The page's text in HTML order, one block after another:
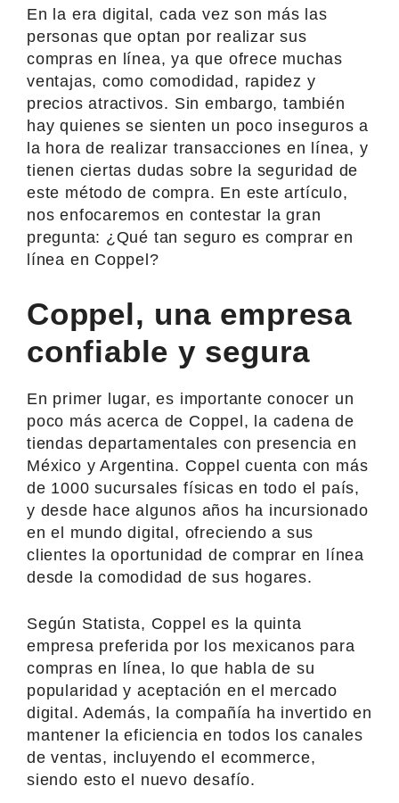
En la era digital, cada vez son más las
personas que optan por realizar sus
compras en línea, ya que ofrece muchas
ventajas, como comodidad, rapidez y
precios atractivos. Sin embargo, también
hay quienes se sienten un poco inseguros a
la hora de realizar transacciones en línea, y
tienen ciertas dudas sobre la seguridad de
este método de compra. En este artículo,
nos enfocaremos en contestar la gran
pregunta: ¿Qué tan seguro es comprar en
línea en Coppel?
Coppel, una empresa
confiable y segura
En primer lugar, es importante conocer un
poco más acerca de Coppel, la cadena de
tiendas departamentales con presencia en
México y Argentina. Coppel cuenta con más
de 1000 sucursales físicas en todo el país,
y desde hace algunos años ha incursionado
en el mundo digital, ofreciendo a sus
clientes la oportunidad de comprar en línea
desde la comodidad de sus hogares.
Según Statista, Coppel es la quinta
empresa preferida por los mexicanos para
compras en línea, lo que habla de su
popularidad y aceptación en el mercado
digital. Además, la compañía ha invertido en
mantener la eficiencia en todos los canales
de ventas, incluyendo el ecommerce,
siendo esto el nuevo desafío.